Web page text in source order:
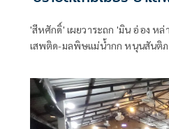
'สีหศักดิ์' เผยวาระถก 'มิน อ่อง หล่
เสพติด-มลพิษแม่น้ำกก หนุนสันติภ